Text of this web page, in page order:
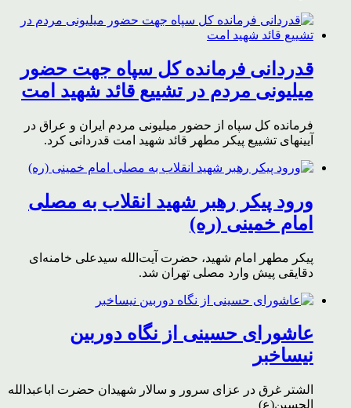
قدردانی فرمانده کل سپاه جهت حضور
میلیونی مردم در تشییع قائد شهید امت
فرمانده کل سپاه از حضور میلیونی مردم ایران و عراق در
آیینهای تشییع پیکر مطهر قائد شهید امت قدردانی کرد.
ورود پیکر رهبر شهید انقلاب به مصلی
امام خمینی (ره)
پیکر مطهر امام شهید،‌ حضرت آیت‌الله سیدعلی خامنه‌ای
دقایقی پیش وارد مصلی تهران شد.
عاشورای حسینی از نگاه دوربین
نیساخبر
الشتر غرق در عزای سرور و سالار شهیدان حضرت اباعبدالله
الحسین(ع)